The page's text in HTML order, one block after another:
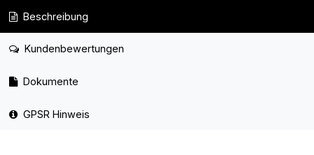
Beschreibung
Kundenbewertungen
Dokumente
GPSR Hinweis